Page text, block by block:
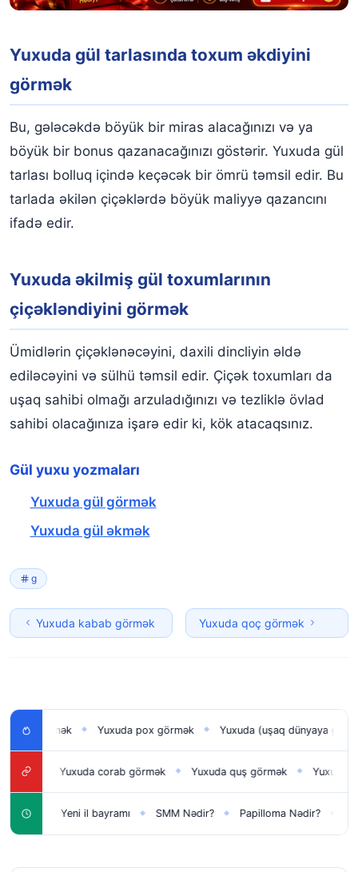
Yuxuda gül tarlasında toxum əkdiyini
görmək
Bu, gələcəkdə böyük bir miras alacağınızı və ya
böyük bir bonus qazanacağınızı göstərir. Yuxuda gül
tarlası bolluq içində keçəcək bir ömrü təmsil edir. Bu
tarlada əkilən çiçəklərdə böyük maliyyə qazancını
ifadə edir.
Yuxuda əkilmiş gül toxumlarının
çiçəkləndiyini görmək
Ümidlərin çiçəklənəcəyini, daxili dincliyin əldə
ediləcəyini və sülhü təmsil edir. Çiçək toxumları da
uşaq sahibi olmağı arzuladığınızı və tezliklə övlad
sahibi olacağınıza işarə edir ki, kök atacaqsınız.
Gül yuxu yozmaları
Yuxuda gül görmək
Yuxuda gül əkmək
g
Yuxuda kabab görmək Yuxuda qoç görmək
Yuxuda pox görmək ◆ Yuxuda (uşaq dünyaya gətirmək)
Yuxuda corab görmək ◆ Yuxuda quş görmək ◆ Yuxuda düyü
◆ Yeni il bayramı ◆ SMM Nədir? ◆ Papilloma Nədir? ◆